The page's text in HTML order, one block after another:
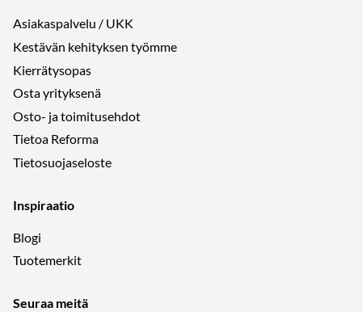
Asiakaspalvelu / UKK
Kestävän kehityksen työmme
Kierrätysopas
Osta yrityksenä
Osto- ja toimitusehdot
Tietoa Reforma
Tietosuojaseloste
Inspiraatio
Blogi
Tuotemerkit
Seuraa meitä